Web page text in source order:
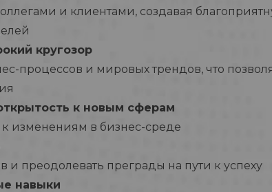
и клиентами, создавая
кругозор
процессов и мировых трендов, что
к новым сферам
изменениям в бизнес-среде
и преодолевать преграды на пути к успеху
навыки